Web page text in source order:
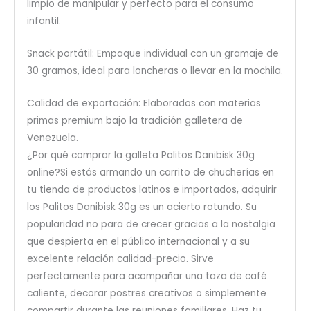
limpio de manipular y perfecto para el consumo
infantil.
Snack portátil: Empaque individual con un gramaje de
30 gramos, ideal para loncheras o llevar en la mochila.
Calidad de exportación: Elaborados con materias
primas premium bajo la tradición galletera de
Venezuela.
¿Por qué comprar la galleta Palitos Danibisk 30g
online?Si estás armando un carrito de chucherías en
tu tienda de productos latinos e importados, adquirir
los Palitos Danibisk 30g es un acierto rotundo. Su
popularidad no para de crecer gracias a la nostalgia
que despierta en el público internacional y a su
excelente relación calidad-precio. Sirve
perfectamente para acompañar una taza de café
caliente, decorar postres creativos o simplemente